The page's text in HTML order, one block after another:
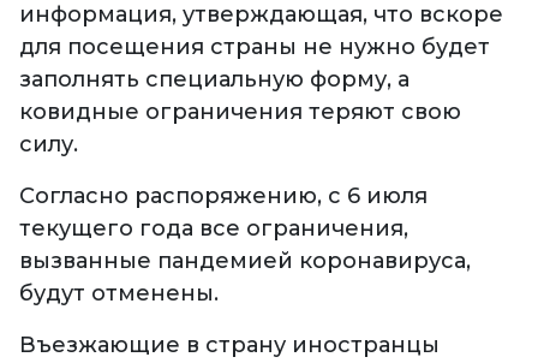
информация, утверждающая, что вскоре
для посещения страны не нужно будет
заполнять специальную форму, а
ковидные ограничения теряют свою
силу.
Согласно распоряжению, с 6 июля
текущего года все ограничения,
вызванные пандемией коронавируса,
будут отменены.
Въезжающие в страну иностранцы